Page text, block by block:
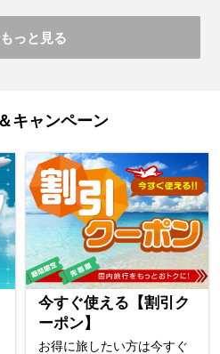
もっと見る
キャンペーン
今すぐ使える【割引ク
ーポン】
お得に旅したい方は今すぐ